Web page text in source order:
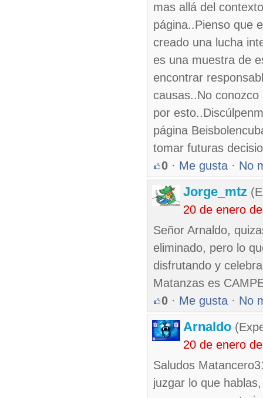
mas allá del
página..Pienso que
creado una lucha
es una muestra de
encontrar
causas..No
por
página
tomar futuras
0 · Me gusta · No
Jorge_mtz
20 de enero
Señor Arnaldo,
eliminado, pero lo
disfrutando y
Matanzas es
0 · Me gusta · No
Arnaldo
20 de enero
Saludos
juzgar lo que